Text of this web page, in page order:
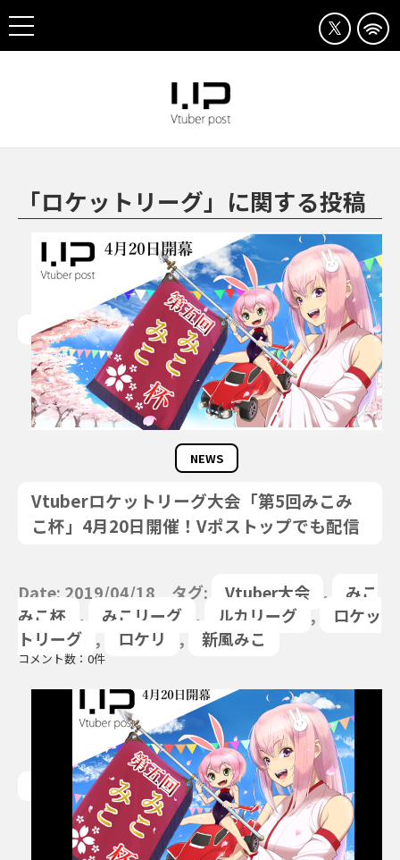
「ロケットリーグ」に関する投稿
NEWS
Vtuberロケットリーグ大会「第5回みこみ
こ杯」4月20日開催！Vポストップでも配信
Date: 2019/04/18 タグ: Vtuber大会 ,
みこ
みこ杯
, みこリーグ , ルカリーグ ,
ロケッ
トリーグ
, ロケリ , 新風みこ
コメント数：0件